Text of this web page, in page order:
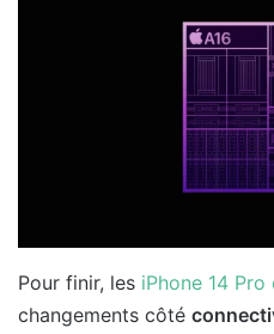
Pour finir, les iPhone 14
changements côté